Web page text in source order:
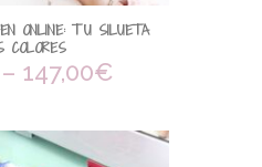
ONLINE: TU SILUETA
COLORES
– 147,00€